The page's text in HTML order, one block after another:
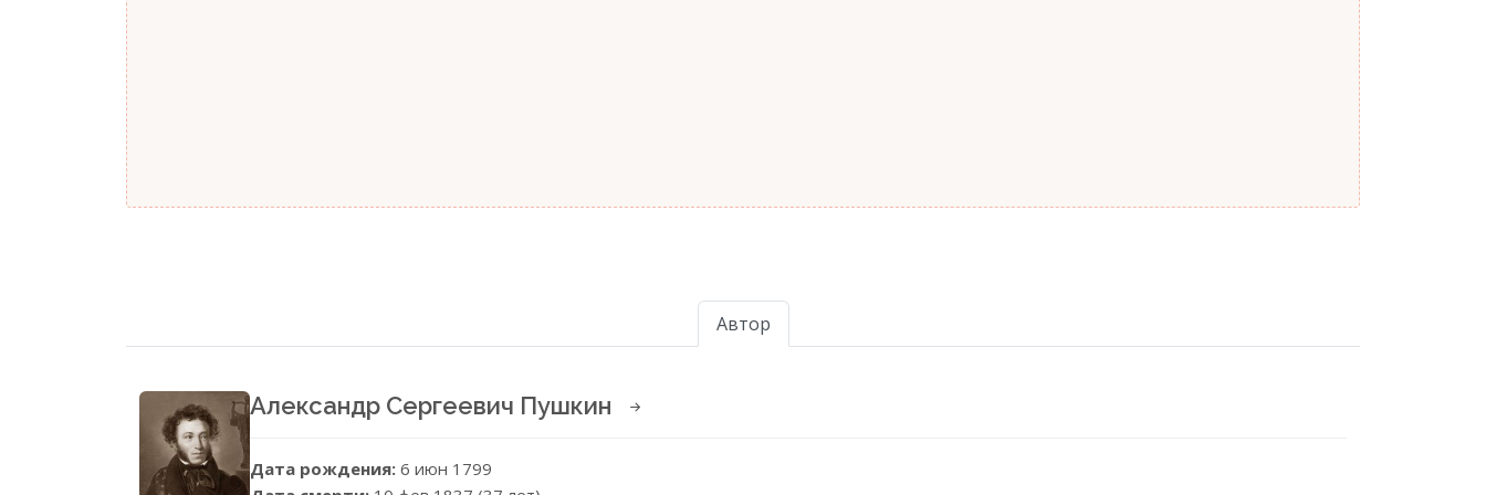
Автор
Александр Сергеевич Пушкин
Дата рождения: 6 июн 1799